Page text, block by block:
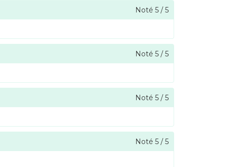
Noté 5 / 5
Noté 5 / 5
Noté 5 / 5
Noté 5 / 5